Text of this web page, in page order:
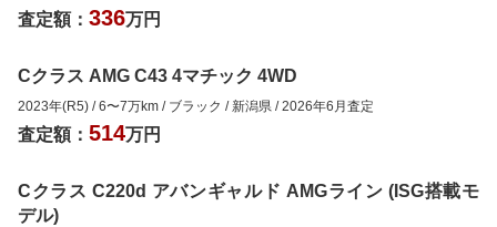
査定額： 336万円
Cクラス AMG C43 4マチック 4WD
2023年(R5) /6〜7万km / ブラック /新潟県 /2026年6月査定
査定額： 514万円
Cクラス C220d アバンギャルド AMGライン (ISG搭載モ
デル)